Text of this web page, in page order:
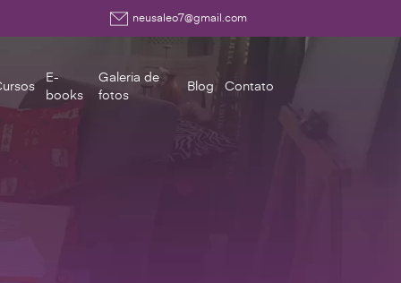
neusaleo7@gmail.com
E-
books
Galeria de
fotos
Blog Contato